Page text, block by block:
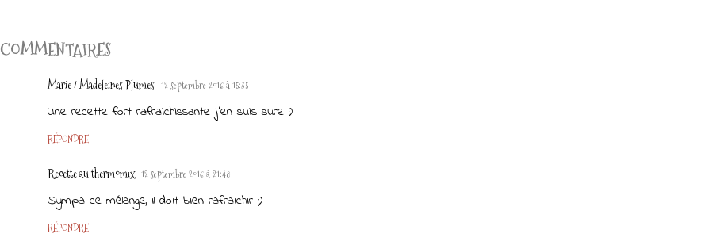
COMMENTAIRES
Marie / Madeleines Plumes 12 septembre 2016 à 15:35
Une recette fort rafraichissante j'en suis sure :)
RÉPONDRE
Recette au thermomix 12 septembre 2016 à 21:48
Sympa ce mélange, il doit bien rafraichir ;)
RÉPONDRE